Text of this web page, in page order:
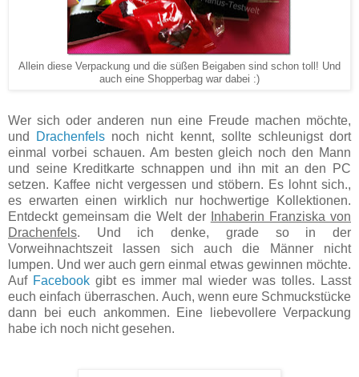
Allein diese Verpackung und die süßen Beigaben sind schon toll! Und
auch eine Shopperbag war dabei :)
Wer sich oder anderen nun eine Freude machen möchte,
und
Drachenfels noch nicht kennt, sollte schleunigst dort
einmal vorbei schauen. Am besten gleich noch den Mann
und seine Kreditkarte schnappen und ihn mit an den PC
setzen. Kaffee nicht vergessen und stöbern. Es lohnt sich.,
es erwarten einen wirklich nur hochwertige Kollektionen.
Entdeckt gemeinsam die Welt der
Inhaberin Franziska von
Drachenfels. Und ich denke, grade so in der
Vorweihnachtszeit lassen sich auch die Männer nicht
lumpen. Und wer auch gern einmal etwas gewinnen möchte.
Auf Facebook gibt es immer mal wieder was tolles. Lasst
euch einfach überraschen. Auch, wenn eure Schmuckstücke
dann bei euch ankommen. Eine liebevollere Verpackung
habe ich noch nicht gesehen.